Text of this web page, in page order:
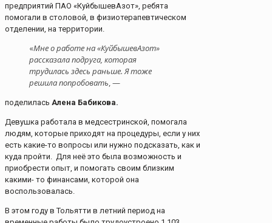
предприятий ПАО «КуйбышевАзот», ребята
помогали в столовой, в физиотерапевтическом
отделении, на территории.
«Мне о работе на «КуйбышевАзот»
рассказала подруга, которая
трудилась здесь раньше. Я тоже
решила попробовать, —
поделилась Алена Бабикова.
Девушка работала в медсестринской, помогала
людям, которые приходят на процедуры, если у них
есть какие-то вопросы или нужно подсказать, как и
куда пройти. Для неё это была возможность и
приобрести опыт, и помогать своим близким
какими- то финансами, которой она
воспользовалась.
В этом году в Тольятти в летний период на